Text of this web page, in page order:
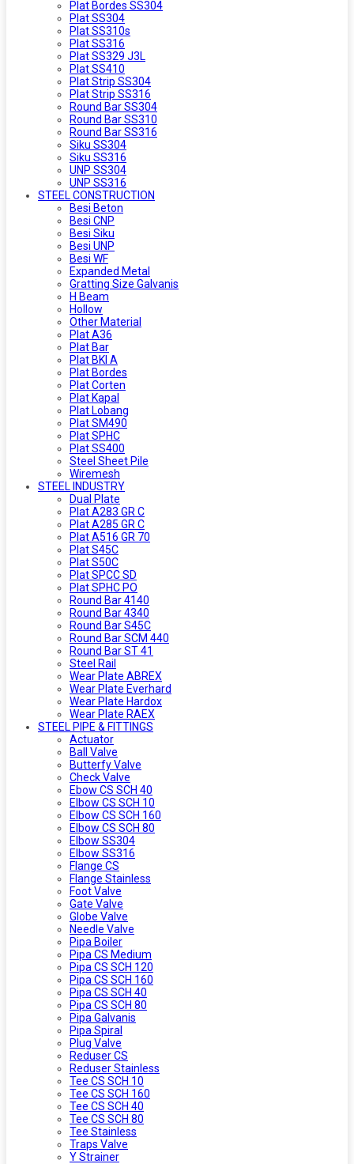
Plat Bordes SS304
Plat SS304
Plat SS310s
Plat SS316
Plat SS329 J3L
Plat SS410
Plat Strip SS304
Plat Strip SS316
Round Bar SS304
Round Bar SS310
Round Bar SS316
Siku SS304
Siku SS316
UNP SS304
UNP SS316
STEEL CONSTRUCTION
Besi Beton
Besi CNP
Besi Siku
Besi UNP
Besi WF
Expanded Metal
Gratting Size Galvanis
H Beam
Hollow
Other Material
Plat A36
Plat Bar
Plat BKI A
Plat Bordes
Plat Corten
Plat Kapal
Plat Lobang
Plat SM490
Plat SPHC
Plat SS400
Steel Sheet Pile
Wiremesh
STEEL INDUSTRY
Dual Plate
Plat A283 GR C
Plat A285 GR C
Plat A516 GR 70
Plat S45C
Plat S50C
Plat SPCC SD
Plat SPHC PO
Round Bar 4140
Round Bar 4340
Round Bar S45C
Round Bar SCM 440
Round Bar ST 41
Steel Rail
Wear Plate ABREX
Wear Plate Everhard
Wear Plate Hardox
Wear Plate RAEX
STEEL PIPE & FITTINGS
Actuator
Ball Valve
Butterfy Valve
Check Valve
Ebow CS SCH 40
Elbow CS SCH 10
Elbow CS SCH 160
Elbow CS SCH 80
Elbow SS304
Elbow SS316
Flange CS
Flange Stainless
Foot Valve
Gate Valve
Globe Valve
Needle Valve
Pipa Boiler
Pipa CS Medium
Pipa CS SCH 120
Pipa CS SCH 160
Pipa CS SCH 40
Pipa CS SCH 80
Pipa Galvanis
Pipa Spiral
Plug Valve
Reduser CS
Reduser Stainless
Tee CS SCH 10
Tee CS SCH 160
Tee CS SCH 40
Tee CS SCH 80
Tee Stainless
Traps Valve
Y Strainer